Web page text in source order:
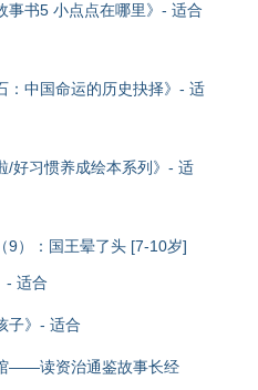
事书5 小点点在哪里》- 适合
：中国命运的历史抉择》- 适
/好习惯养成绘本系列》- 适
9）：国王晕了头 [7-10岁]
- 适合
子》- 适合
——读资治通鉴故事长经